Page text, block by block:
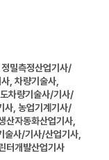
밀측정산업기사/
, 차량기술사,
차량기술사/기사/
사, 농업기계기사/
산자동화산업기사,
술사/기사/산업기사,
터개발산업기사